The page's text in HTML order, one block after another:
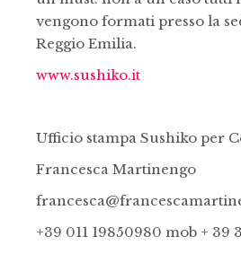
vengono formati presso la
Reggio Emilia.
www.sushiko.it
Ufficio stampa Sushiko per
Francesca Martinengo
+39 011 19850980 mob + 39